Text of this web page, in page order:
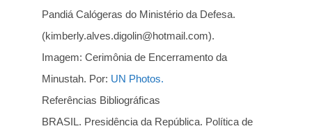
Pandiá Calógeras do Ministério da Defesa.
(kimberly.alves.digolin@hotmail.com).
Imagem: Cerimônia de Encerramento da
Minustah. Por: UN Photos.
Referências Bibliográficas
BRASIL. Presidência da República. Política de